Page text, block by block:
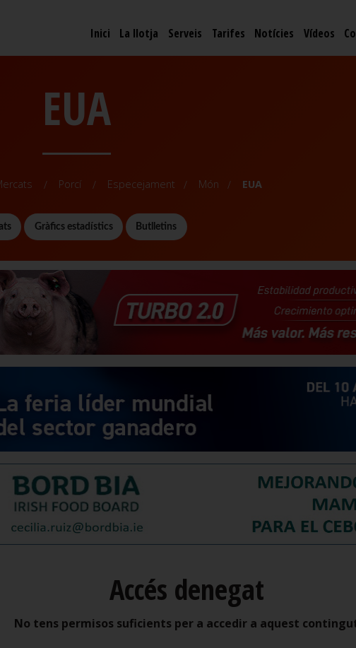
Inici La llotja Serveis Tarifes Notícies Vídeos
EUA
Porcí Especejament Món EUA
Gràfics estadístics Butlletins
Accés denegat
No tens permisos suficients per a accedir a aquest